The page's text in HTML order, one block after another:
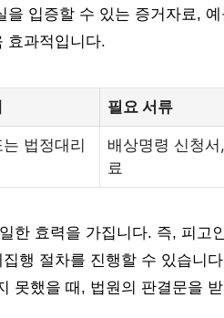
입증할 수 있는 증거자료,
효과적입니다.
필요 서류
법정대리
배상명령 신청
료
한 효력을 가집니다. 즉, 피고
행 절차를 진행할 수 있습니
못했을 때, 법원의 판결문을